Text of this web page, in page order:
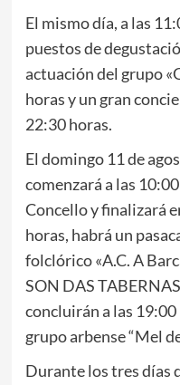
El mismo día, a las
puestos de
actuación del grupo
horas y un gran
22:30 horas.
El domingo 11 de
comenzará a las
Concello y finalizará
horas, habrá un
folclórico «A.C. A
SON DAS
concluirán a las
grupo arbense “Mel
Durante los tres días